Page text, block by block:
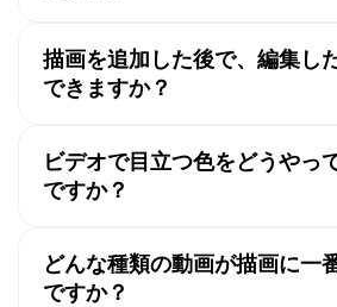
一般的なKapwing Studioでは、描画
ズを変更したり、ビデオのタイムラ
を調整したりできます。動画にさら
「Draw」をもう一度クリックするだ
きたら、描画がオーバーレイされた
ンテンツ、スポーツ分析、チームフ
シャルメディア動画
、プレゼンテ
描画を追加した後で、編集し
できますか？
ムツールを使って描画の一部を削除
イムラインでも編集可能だから、い
ビデオで目立つ色をどうやっ
ですか？
う。黄色、赤、シアンなどの明るい
で見やすく、濃い色は明るい背景で
どんな種類の動画が描画に一
ですか？